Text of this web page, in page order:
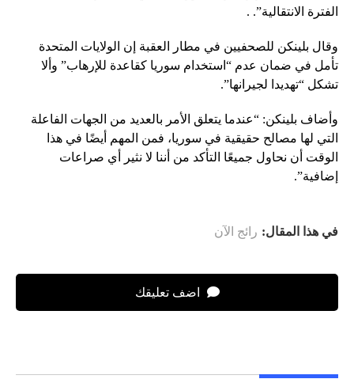
الفترة الانتقالية”. .
وقال بلينكن للصحفيين في مطار العقبة إن الولايات المتحدة
تأمل في ضمان عدم “استخدام سوريا كقاعدة للإرهاب” وألا
تشكل “تهديدا لجيرانها”.
وأضاف بلينكن: “عندما يتعلق الأمر بالعديد من الجهات الفاعلة
التي لها مصالح حقيقية في سوريا، فمن المهم أيضًا في هذا
الوقت أن نحاول جميعًا التأكد من أننا لا نثير أي صراعات
إضافية”.
في هذا المقال: رائج الآن
اضف تعليقك